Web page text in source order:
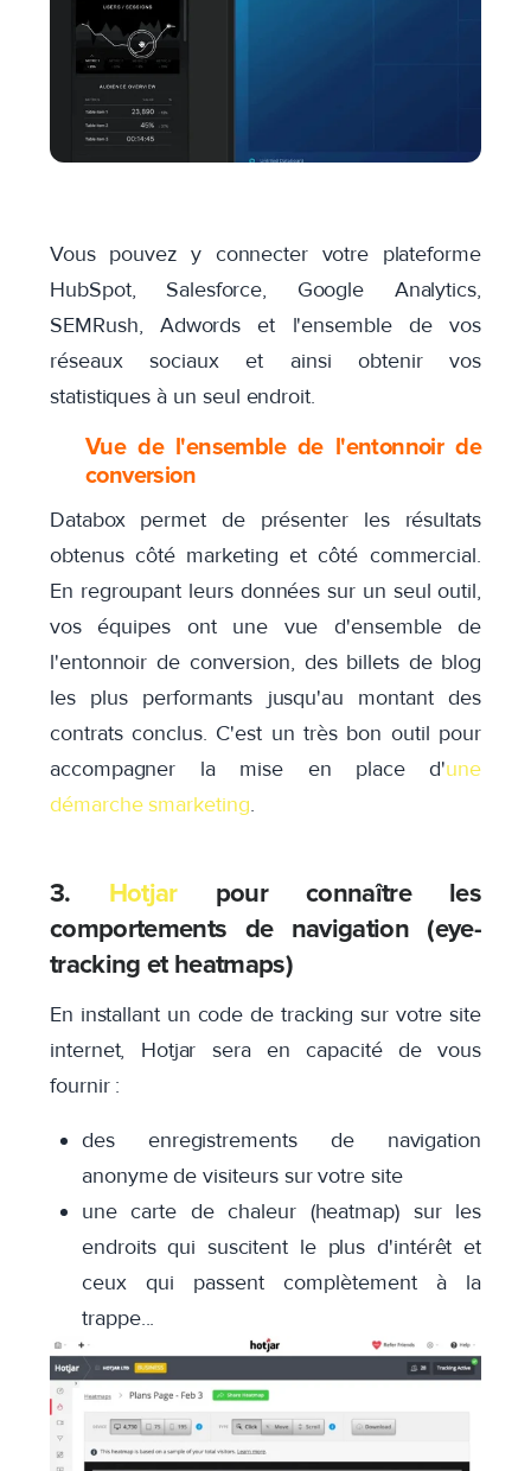
Vous pouvez y connecter votre plateforme
HubSpot, Salesforce, Google Analytics,
SEMRush, Adwords et l'ensemble de vos
réseaux sociaux et ainsi obtenir vos
statistiques à un seul endroit.
Vue de l'ensemble de l'entonnoir de
conversion
Databox permet de présenter les résultats
obtenus côté marketing et côté commercial.
En regroupant leurs données sur un seul outil,
vos équipes ont une vue d'ensemble de
l'entonnoir de conversion, des billets de blog
les plus performants jusqu'au montant des
contrats conclus. C'est un très bon outil pour
accompagner la mise en place d'une
démarche smarketing.
3. Hotjarpour connaître les
comportements de navigation (eye-
tracking et heatmaps)
En installant un code de tracking sur votre site
internet, Hotjar sera en capacité de vous
fournir :
des enregistrements de navigation
anonyme de visiteurs sur votre site
une carte de chaleur (heatmap) sur les
endroits qui suscitent le plus d'intérêt et
ceux qui passent complètement à la
trappe...